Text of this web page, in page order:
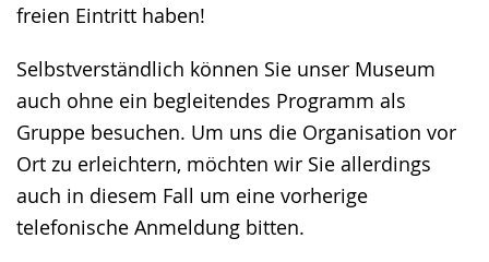
freien Eintritt haben!
Selbstverständlich können Sie unser Museum
auch ohne ein begleitendes Programm als
Gruppe besuchen. Um uns die Organisation vor
Ort zu erleichtern, möchten wir Sie allerdings
auch in diesem Fall um eine vorherige
telefonische Anmeldung bitten.